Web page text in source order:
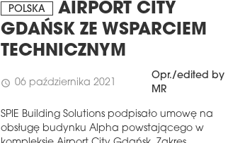
POLSKA
AIRPORT CITY
GDAŃSK ZE WSPARCIEM
TECHNICZNYM
schedule 06 października 2021
Opr./edited by
MR
SPIE Building Solutions podpisało umowę na
obsługę budynku Alpha powstającego w